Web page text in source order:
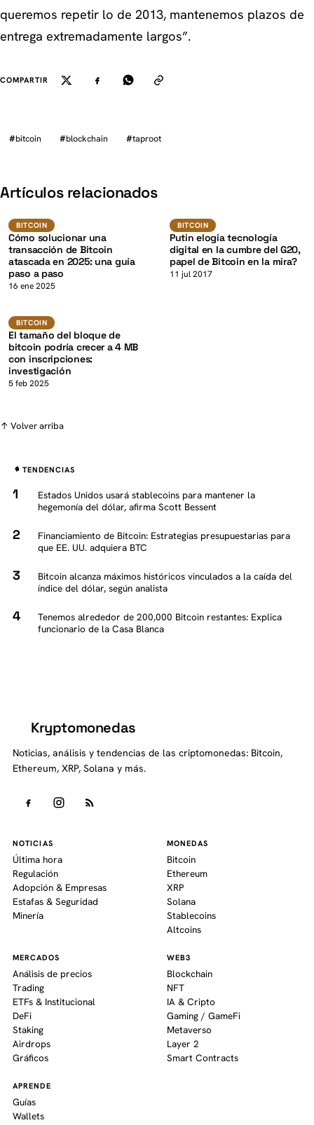
queremos repetir lo de 2013, mantenemos plazos de
entrega extremadamente largos”.
COMPARTIR
#bitcoin #blockchain #taproot
Artículos relacionados
BITCOIN K
BITCOIN
Cómo solucionar una
transacción de Bitcoin
atascada en 2025: una guía
paso a paso
16 ene 2025
BITCOIN
BITCOIN
Putin elogia tecnología
digital en la cumbre del G20,
papel de Bitcoin en la mira?
11 jul 2017
BITCOIN BTC K
BITCOIN
El tamaño del bloque de
bitcoin podría crecer a 4 MB
con inscripciones:
investigación
5 feb 2025
↑ Volver arriba
TENDENCIAS
Estados Unidos usará stablecoins para mantener la
hegemonía del dólar, afirma Scott Bessent
Financiamiento de Bitcoin: Estrategias presupuestarias para
que EE. UU. adquiera BTC
Bitcoin alcanza máximos históricos vinculados a la caída del
índice del dólar, según analista
Tenemos alrededor de 200,000 Bitcoin restantes: Explica
funcionario de la Casa Blanca
Kryptomonedas
Noticias, análisis y tendencias de las criptomonedas: Bitcoin,
Ethereum, XRP, Solana y más.
NOTICIAS
Última hora
Regulación
Adopción & Empresas
Estafas & Seguridad
Minería
MONEDAS
Bitcoin
Ethereum
XRP
Solana
Stablecoins
Altcoins
MERCADOS
Análisis de precios
Trading
ETFs & Institucional
DeFi
Staking
Airdrops
Gráficos
WEB3
Blockchain
NFT
IA & Cripto
Gaming / GameFi
Metaverso
Layer 2
Smart Contracts
APRENDE
Guías
Wallets